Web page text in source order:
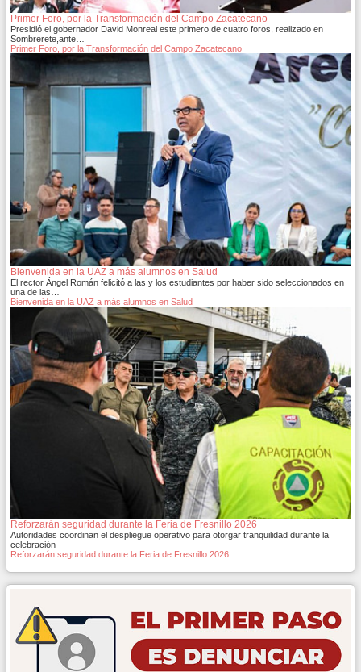
Primer Foro, por la Transformación del Campo Zacatecano
Presidió el gobernador David Monreal este primero de cuatro foros, realizado en
Sombrerete,ante…
Primer Foro, por la Transformación del Campo Zacatecano
Bienvenida en la UAZ a más alumnos en Salud
El rector Ángel Román felicitó a las y los estudiantes por haber sido seleccionados en
una de las…
Bienvenida en la UAZ a más alumnos en Salud
Reforzarán seguridad durante la Feria de Fresnillo 2026
Autoridades coordinan el despliegue operativo para otorgar tranquilidad durante la
celebración
Reforzarán seguridad durante la Feria de Fresnillo 2026